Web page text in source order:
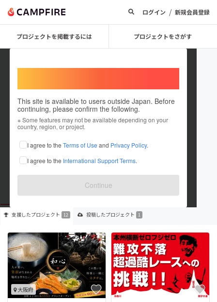
ログイン / 新規会員登録
プロジェクトを掲載するには プロジェクトをさがす
This site is available to users outside Japan. Before
continuing, please confirm the following.
※ Some features may not be available depending on your
country, region, or project.
I agree to the Terms of Use and Privacy Policy.
I agree to the International Support Terms.
Continue
originalbeercom
これまでに12回支援して1件のプロジェクトを投稿しています
在住国：日本 現在地：未設定
出身国：日本 出身地：未設定
支援したプロジェクト 12 投稿したプロジェクト 1
大阪府